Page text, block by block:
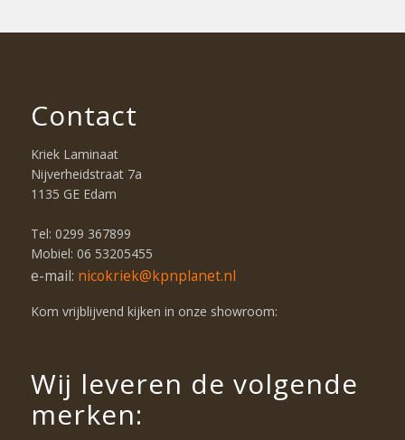
Contact
Kriek Laminaat
Nijverheidstraat 7a
1135 GE Edam
Tel: 0299 367899
Mobiel: 06 53205455
e-mail: nicokriek@kpnplanet.nl
Kom vrijblijvend kijken in onze showroom:
Wij leveren de volgende
merken: